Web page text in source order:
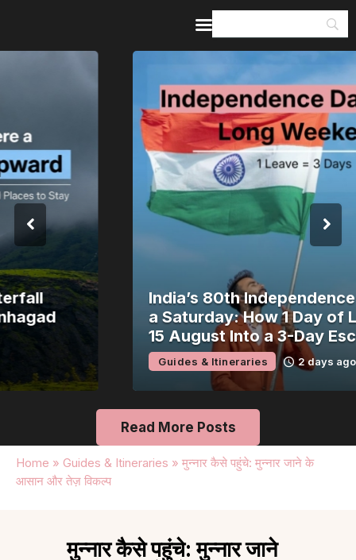
India’s 80th Independence Day Falls on
a Saturday: How 1 Day of Leave Turns
15 August Into a 3-Day Escape
Guides & Itineraries 2 days ago
Read More Posts
Home » Guides & Itineraries » मुन्नार कैसे पहुंचे: मुन्नार जाने के
आसान और तेज़ विकल्प
Home
Guides & Itineraries
Inspiration
Events &
Experiences
Browse All
मुन्नार कैसे पहुंचे: मुन्नार जाने